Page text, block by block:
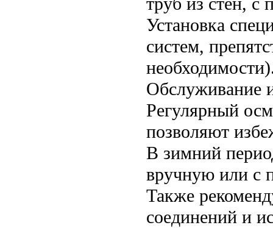
Установка
систем,
Обслуживание
Регулярный
позволяют
В зимний
вручную или с
Также
соединений и